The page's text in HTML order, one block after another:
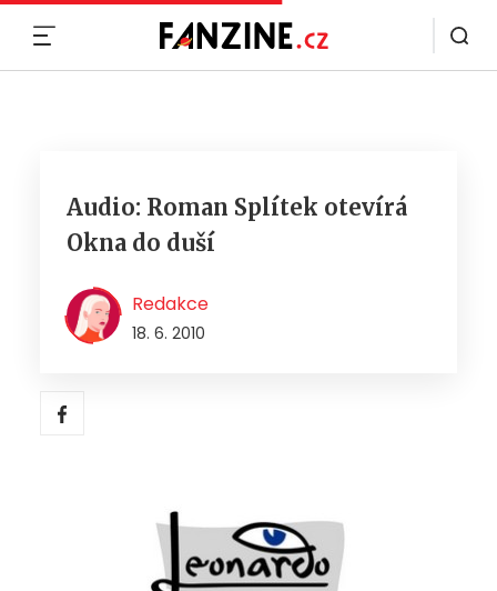
Audio: Roman Splítek otevírá
Okna do duší
Redakce
18. 6. 2010